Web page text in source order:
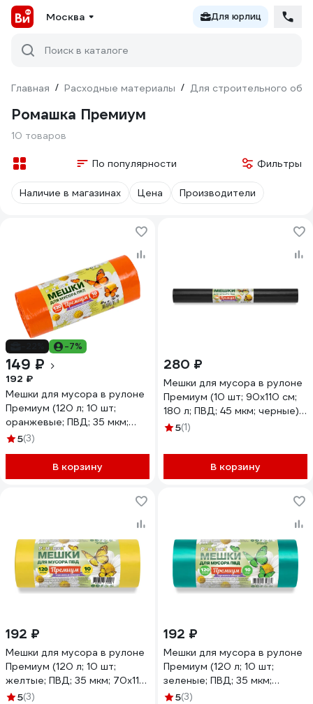
Москва Для юрлиц
Поиск в каталоге
Главная / Расходные материалы / Для строительного
Ромашка Премиум
10 товаров
По популярности Фильтры
Наличие в магазинах Цена Производители
-7%
149 ₽
192 ₽
Мешки для мусора в рулоне
Премиум (120 л; 10 шт;
оранжевые; ПВД; 35 мкм;
70x110 см) Ромашка
5(3)
В корзину
280 ₽
Мешки для мусора в рулоне
Премиум (10 шт; 90х110 см;
180 л; ПВД; 45 мкм; черные)
Ромашка ВР-0087(Н)
5(1)
В корзину
192 ₽
Мешки для мусора в рулоне
Премиум (120 л; 10 шт;
желтые; ПВД; 35 мкм; 70х110
см) Ромашка ВР-0056(Б)
5(3)
192 ₽
Мешки для мусора в рулоне
Премиум (120 л; 10 шт;
зеленые; ПВД; 35 мкм;
70x110 см) Ромашка
5(3)